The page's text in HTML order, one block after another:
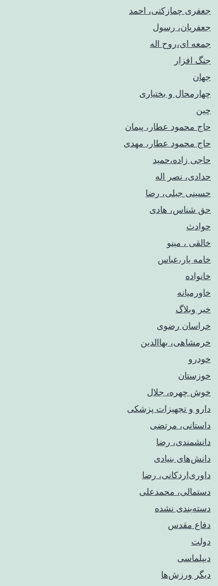
جعفری چمازکتی، احمد
جعفریان، رسول
جمعه ای،روح اله
جنگ افزار
جهان
چهارمحال و بختیاری
چین
حاج محمود عطار، پیمان
حاج محمود عطار، مهدی
حاجی زاده،حمید
حدادی، نصر اله
حسینی جبلی، رضا
حق شناس، هادی
حوادث
خالقی ، مینو
خامه یار،عباس
خانواده
خاورمیانه
خبر وبلاگ
خراسان رضوی
خرمشاهی، بهاالدین
خودرو
خوزستان
خوش چهره، جلال
دارو و تجهیزات پزشکی
داستانی، مرتضی
دانشمندی، رضا
دانش‌های بنیادی
داوری‌اردکانی، رضا
دستمالی، محمدعلی
دسته‌بندی نشده
دفاع مقدس
دولت
دیپلماسی
دیگر ورزش‌ها